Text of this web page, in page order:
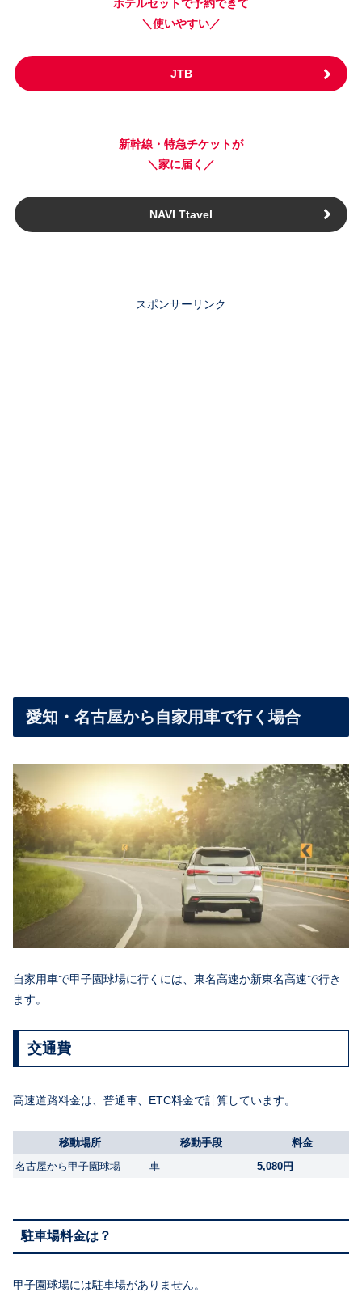
ホテルセットで予約できて
＼使いやすい／
JTB
新幹線・特急チケットが
＼家に届く／
NAVI Ttavel
スポンサーリンク
愛知・名古屋から自家用車で行く場合
自家用車で甲子園球場に行くには、東名高速か新東名高速で行き
ます。
交通費
高速道路料金は、普通車、ETC料金で計算しています。
移動場所 移動手段
料金
名古屋から甲子園球場
車 5,080円
駐車場料金は？
甲子園球場には駐車場がありません。